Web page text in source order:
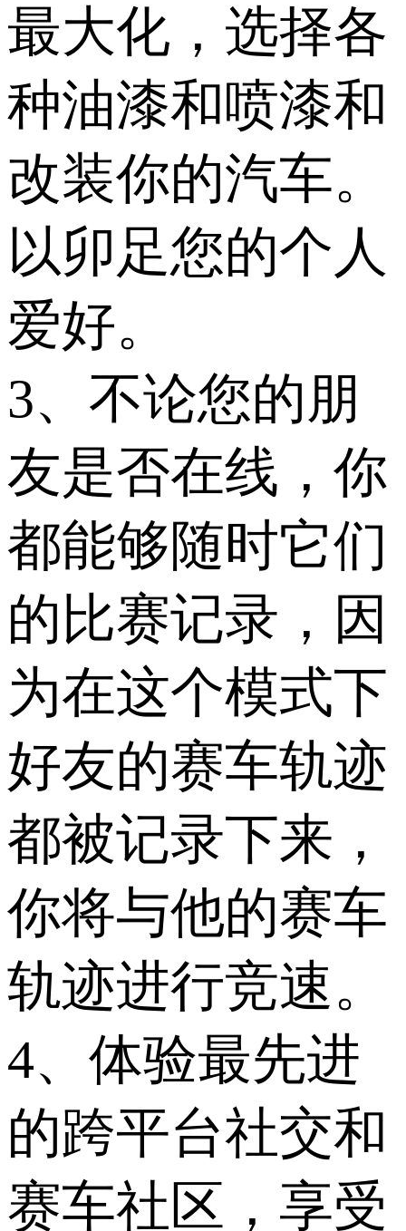
最大化，选择各
种油漆和喷漆和
改装你的汽车。
以卯足您的个人
爱好。
3、不论您的朋
友是否在线，你
都能够随时它们
的比赛记录，因
为在这个模式下
好友的赛车轨迹
都被记录下来，
你将与他的赛车
轨迹进行竞速。
4、体验最先进
的跨平台社交和
赛车社区，享受